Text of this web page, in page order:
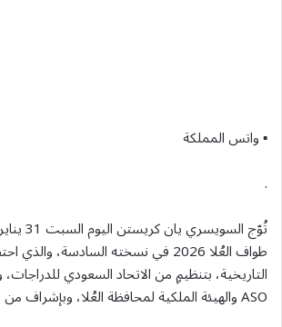
▪︎ واتس المملكة
.
تُوّج
طواف العُلا 2026 في نسخته السادسة،
التاريخية، بتنظيمٍ من الاتحاد السعودي
ASO والهيئة الملكية لمحافظة العُلا، وبإشراف من وزارة الرياضة.